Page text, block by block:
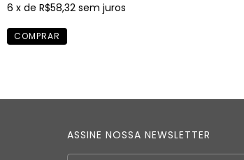
6 x de R$58,32 sem juros
ASSINE NOSSA NEWSLETTER